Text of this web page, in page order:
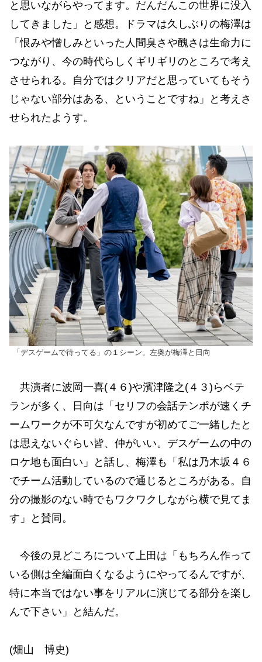
と思いながらやってます。だんだんこの世界に没入
してきました」と感想。ドラマは久しぶりの梅澤は
「恨みや憎しみといった人間臭さや醜さは生命力に
つながり、今の時代らしくギリギリのところで考え
させられる。自分ではクリアだと思っていてもそう
じゃない部分はある、ということですね」と考えさ
せられたようす。
「デスゲームで待ってる」の１シーン。左奥が梅澤と日向
共演者に波岡一喜(４６)や濱津隆之(４３)らベテ
ランが多く、日向は「セリフの会話テンポが速くチ
ームワークが不可欠なんですが初めてご一緒したと
は思えないぐらい皆、仲がいい。デスゲームの中の
ロケ地も面白い」と話し、梅澤も「私は乃木坂４６
でチーム活動しているので通じるところがある。自
分の撮影のない時でもワクワクしながら横で見てま
す」と賛同。
今後の見どころについて上田は「もちろん作って
いる側は全編面白くなるようにやってるんですが、
特に本当ではない事をリアルに演じてる部分を楽し
んで下さい」と結んだ。
(畑山 博史)